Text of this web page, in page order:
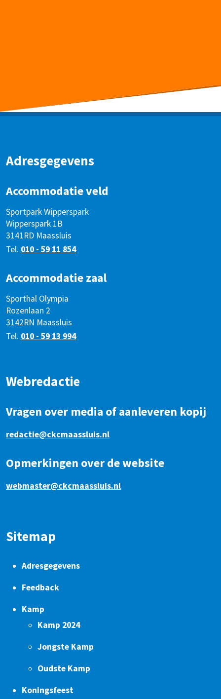
Adresgegevens
Accommodatie veld
Sportpark Wipperspark
Wipperspark 1B
3141RD Maassluis
Tel. 010 - 59 11 854
Accommodatie zaal
Sporthal Olympia
Rozenlaan 2
3142RN Maassluis
Tel. 010 - 59 13 994
Webredactie
Vragen over media of aanleveren kopij
redactie@ckcmaassluis.nl
Opmerkingen over de website
webmaster@ckcmaassluis.nl
Sitemap
Adresgegevens
Feedback
Kamp
Kamp 2024
Jongste Kamp
Oudste Kamp
Koningsfeest